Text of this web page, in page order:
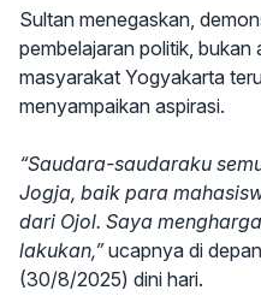
Sultan menegaskan,
pembelajaran politik, bukan
masyarakat Yogyakarta
menyampaikan aspirasi.
“Saudara-saudaraku
Jogja, baik para
dari Ojol. Saya
lakukan,”ucapnya di
(30/8/2025) dini hari.